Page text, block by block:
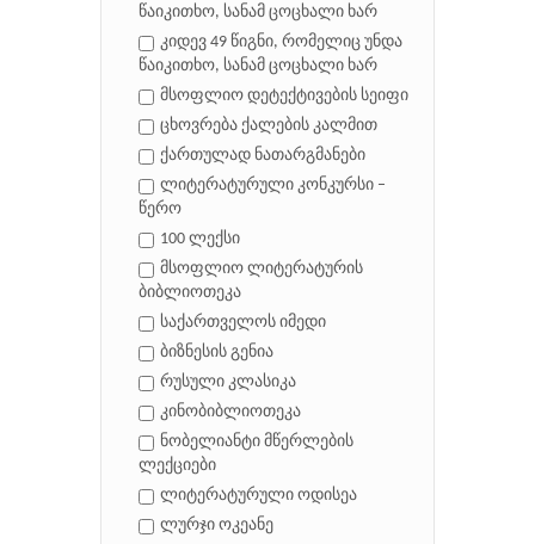
წაიკითხო, სანამ ცოცხალი ხარ
კიდევ 49 წიგნი, რომელიც უნდა
წაიკითხო, სანამ ცოცხალი ხარ
მსოფლიო დეტექტივების სეიფი
ცხოვრება ქალების კალმით
ქართულად ნათარგმანები
ლიტერატურული კონკურსი –
წერო
100 ლექსი
მსოფლიო ლიტერატურის
ბიბლიოთეკა
საქართველოს იმედი
ბიზნესის გენია
რუსული კლასიკა
კინობიბლიოთეკა
ნობელიანტი მწერლების
ლექციები
ლიტერატურული ოდისეა
ლურჯი ოკეანე